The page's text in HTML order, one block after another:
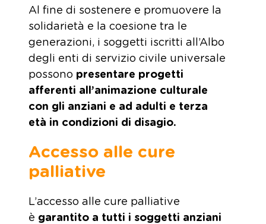
Al fine di sostenere e promuovere la
solidarietà e la coesione tra le
generazioni, i soggetti iscritti all’Albo
degli enti di servizio civile universale
possono presentare progetti
afferenti all’animazione culturale
con gli anziani e ad adulti e terza
età in condizioni di disagio.
Accesso alle cure
palliative
L’accesso alle cure palliative
è garantito a tutti i soggetti anziani